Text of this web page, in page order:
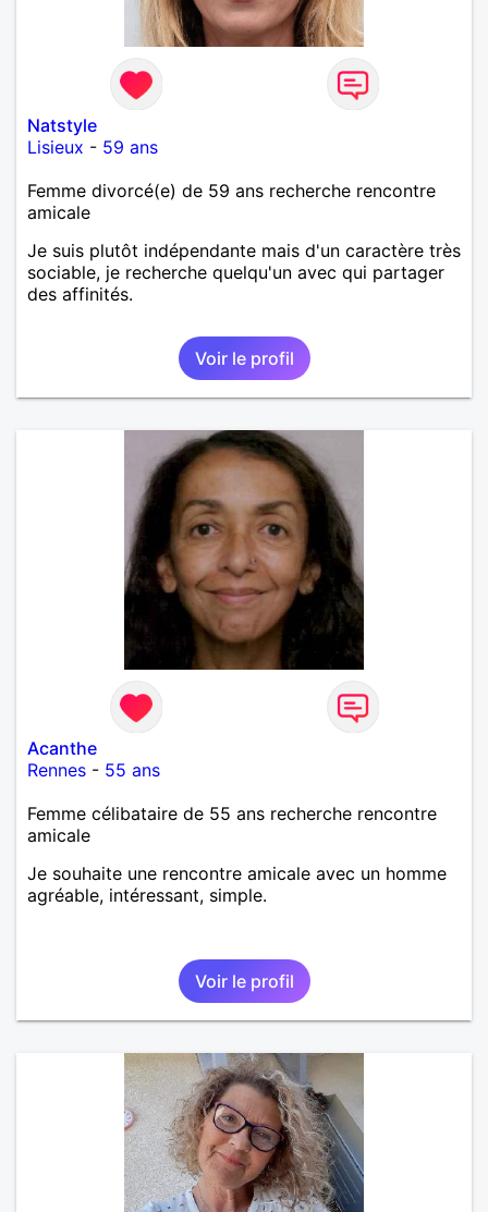
Natstyle
Lisieux - 59 ans
Femme divorcé(e) de 59 ans recherche rencontre
amicale
Je suis plutôt indépendante mais d'un caractère très
sociable, je recherche quelqu'un avec qui partager
des affinités.
Voir le profil
Acanthe
Rennes - 55 ans
Femme célibataire de 55 ans recherche rencontre
amicale
Je souhaite une rencontre amicale avec un homme
agréable, intéressant, simple.
Voir le profil